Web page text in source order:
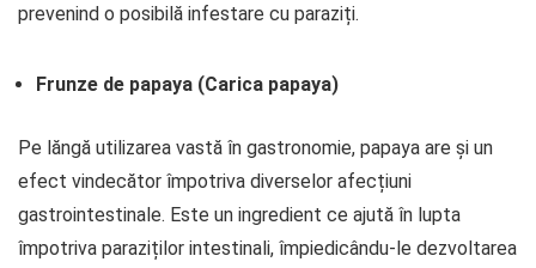
prevenind o posibilă infestare cu paraziți.
Frunze de papaya (Carica papaya)
Pe lăngă utilizarea vastă în gastronomie, papaya are și un
efect vindecător împotriva diverselor afecțiuni
gastrointestinale. Este un ingredient ce ajută în lupta
împotriva paraziților intestinali, împiedicându-le dezvoltarea